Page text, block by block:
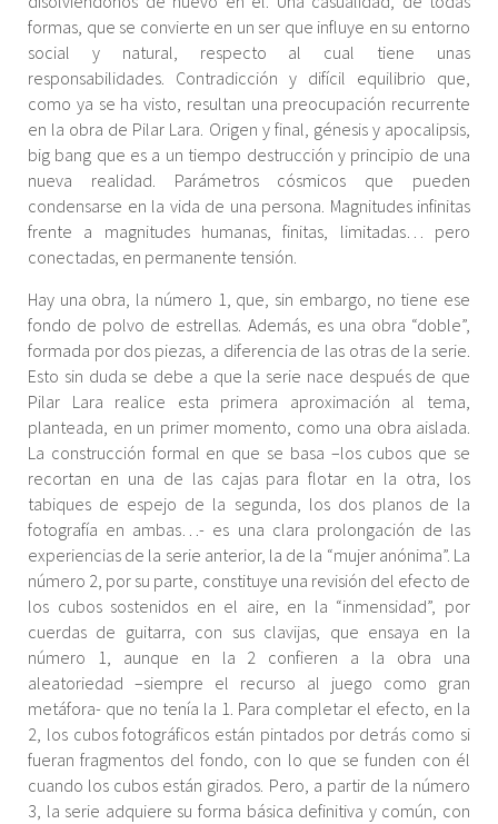
formas, que se convierte en un ser que influye en su entorno
social y natural, respecto al cual tiene unas
responsabilidades. Contradicción y difícil equilibrio que,
como ya se ha visto, resultan una preocupación recurrente
en la obra de Pilar Lara. Origen y final, génesis y apocalipsis,
big bang que es a un tiempo destrucción y principio de una
nueva realidad. Parámetros cósmicos que pueden
condensarse en la vida de una persona. Magnitudes infinitas
frente a magnitudes humanas, finitas, limitadas… pero
conectadas, en permanente tensión.
Hay una obra, la número 1, que, sin embargo, no tiene ese
fondo de polvo de estrellas. Además, es una obra “doble”,
formada por dos piezas, a diferencia de las otras de la serie.
Esto sin duda se debe a que la serie nace después de que
Pilar Lara realice esta primera aproximación al tema,
planteada, en un primer momento, como una obra aislada.
La construcción formal en que se basa –los cubos que se
recortan en una de las cajas para flotar en la otra, los
tabiques de espejo de la segunda, los dos planos de la
fotografía en ambas…- es una clara prolongación de las
experiencias de la serie anterior, la de la “mujer anónima”. La
número 2, por su parte, constituye una revisión del efecto de
los cubos sostenidos en el aire, en la “inmensidad”, por
cuerdas de guitarra, con sus clavijas, que ensaya en la
número 1, aunque en la 2 confieren a la obra una
aleatoriedad –siempre el recurso al juego como gran
metáfora- que no tenía la 1. Para completar el efecto, en la
2, los cubos fotográficos están pintados por detrás como si
fueran fragmentos del fondo, con lo que se funden con él
cuando los cubos están girados. Pero, a partir de la número
3, la serie adquiere su forma básica definitiva y común, con